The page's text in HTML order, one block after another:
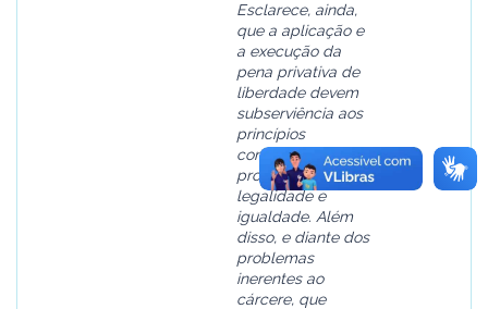
Esclarece, ainda,
que a aplicação e
a execução da
pena privativa de
liberdade devem
subserviência aos
princípios
constitucionais da
proporcionalidade,
legalidade e
igualdade. Além
disso, e diante dos
problemas
inerentes ao
cárcere, que